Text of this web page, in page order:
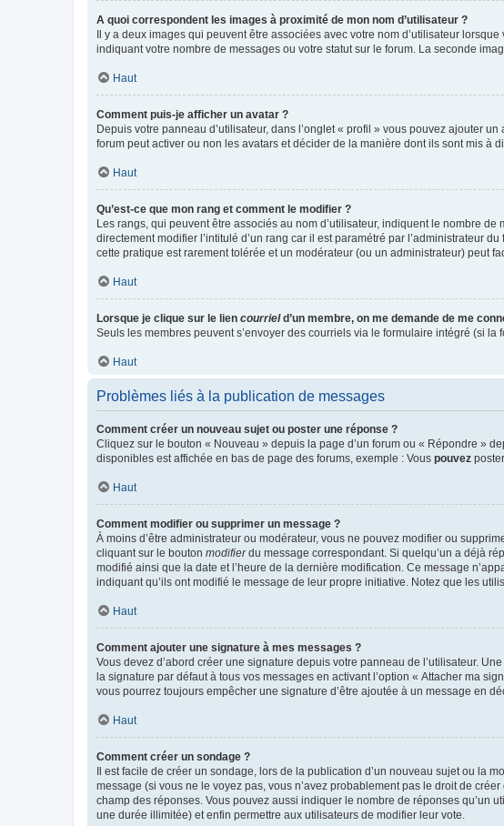
A quoi correspondent les images à proximité de mon nom d’utilisateur ?
Il y a deux images qui peuvent être associées avec votre nom d’utilisateur
indiquant votre nombre de messages ou votre statut sur le forum. La seconde
Haut
Comment puis-je afficher un avatar ?
Depuis votre panneau d’utilisateur, dans l’onglet « profil » vous pouvez ajouter
forum peut activer ou non les avatars et décider de la manière dont ils sont mis à
Haut
Qu’est-ce que mon rang et comment le modifier ?
Les rangs, qui peuvent être associés au nom d’utilisateur, indiquent le nombre
directement modifier l’intitulé d’un rang car il est paramétré par l’administrateur
cette pratique est rarement tolérée et un modérateur (ou un administrateur) peut
Haut
Lorsque je clique sur le lien courrield’un membre, on me demande de me
Seuls les membres peuvent s’envoyer des courriels via le formulaire intégré (si
Haut
Problèmes liés à la publication de messages
Comment créer un nouveau sujet ou poster une réponse ?
Cliquez sur le bouton « Nouveau » depuis la page d’un forum ou « Répondre »
disponibles est affichée en bas de page des forums, exemple : Vous pouvez
Haut
Comment modifier ou supprimer un message ?
À moins d’être administrateur ou modérateur, vous ne pouvez modifier ou
cliquant sur le bouton modifierdu message correspondant. Si quelqu’un a déjà
modifié ainsi que la date et l’heure de la dernière modification. Ce message
indiquant qu’ils ont modifié le message de leur propre initiative. Notez que les
Haut
Comment ajouter une signature à mes messages ?
Vous devez d’abord créer une signature depuis votre panneau de l’utilisateur.
la signature par défaut à tous vos messages en activant l’option « Attacher ma
vous pourrez toujours empêcher une signature d’être ajoutée à un message en
Haut
Comment créer un sondage ?
Il est facile de créer un sondage, lors de la publication d’un nouveau sujet ou la
message (si vous ne le voyez pas, vous n’avez probablement pas le droit de
champ des réponses. Vous pouvez aussi indiquer le nombre de réponses qu’un
une durée illimitée) et enfin permettre aux utilisateurs de modifier leur vote.